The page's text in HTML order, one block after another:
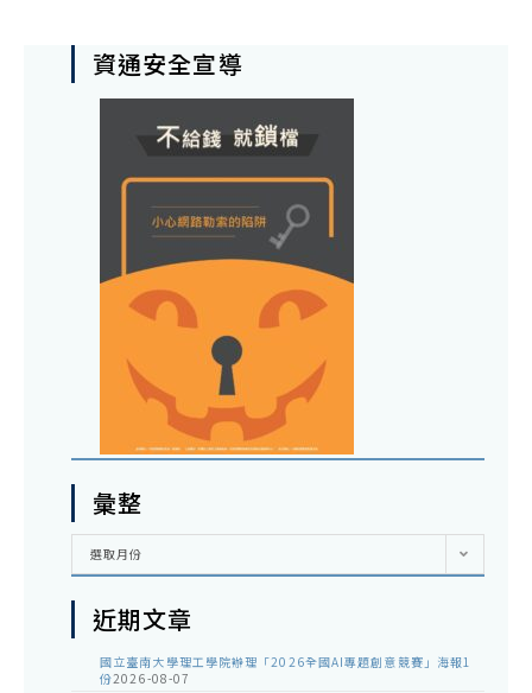
資通安全宣導
彙整
彙
選取月份
近期文章
國立臺南大學理工學院辦理「2026全國AI專題創意競賽」海報1
份2026-08-07